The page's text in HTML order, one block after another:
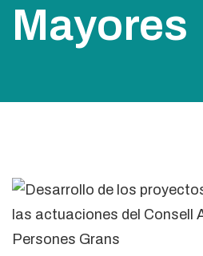
Mayores